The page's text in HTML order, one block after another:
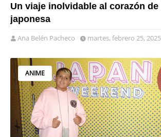
Un viaje inolvidable al corazón
japonesa
Ana Belén Pacheco martes, febrero 25, 2025
ANIME